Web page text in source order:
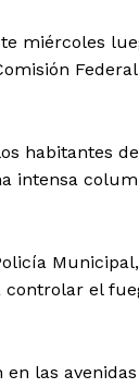
miércoles
habitantes
intensa
controlar el
las avenidas